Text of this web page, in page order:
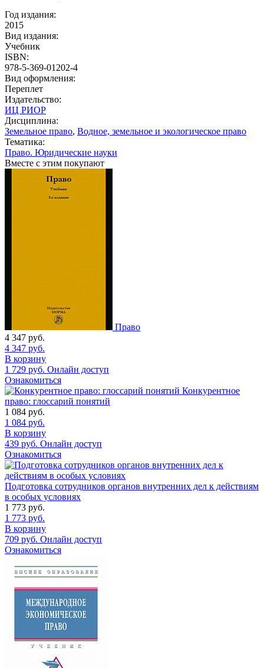
Год издания:
2015
Вид издания:
Учебник
ISBN:
978-5-369-01202-4
Вид оформления:
Переплет
Издательство:
ИЦ РИОР
Дисциплина:
Земельное право, Водное, земельное и экологическое право
Тематика:
Право. Юридические науки
Вместе с этим покупают
Право
4 347 руб.
4 347 руб.
В корзину
1 729 руб. Онлайн доступ
Ознакомиться
Конкурентное
право: глоссарий понятий
1 084 руб.
1 084 руб.
В корзину
439 руб. Онлайн доступ
Ознакомиться
Подготовка сотрудников органов внутренних дел к действиям
в особых условиях
1 773 руб.
1 773 руб.
В корзину
709 руб. Онлайн доступ
Ознакомиться